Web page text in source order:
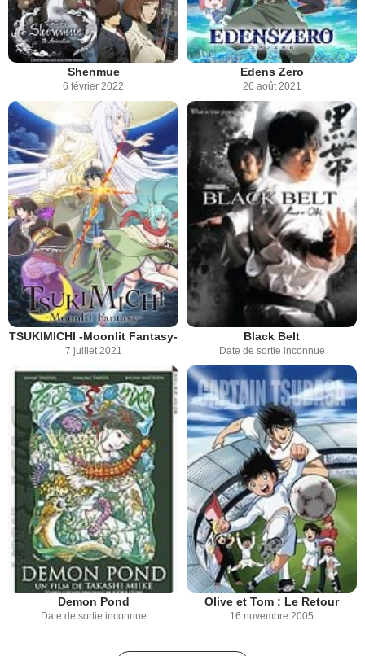
Shenmue
6 février 2022
Edens Zero
26 août 2021
TSUKIMICHI -Moonlit Fantasy-
7 juillet 2021
Black Belt
Date de sortie inconnue
Demon Pond
Date de sortie inconnue
Olive et Tom : Le Retour
16 novembre 2005